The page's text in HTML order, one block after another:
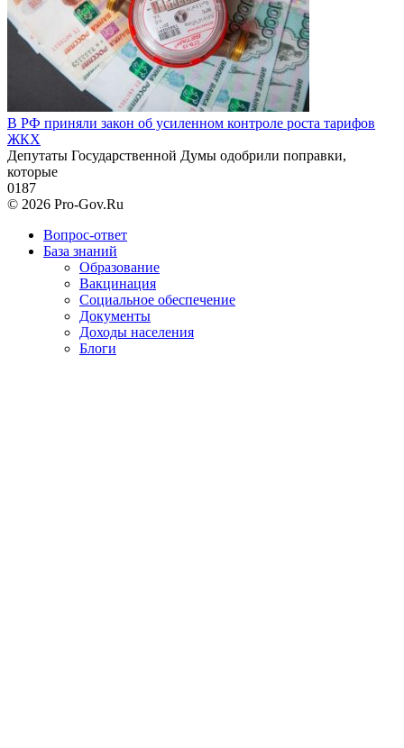
В РФ приняли закон об усиленном контроле роста тарифов
ЖКХ
Депутаты Государственной Думы одобрили поправки,
которые
0187
© 2026 Pro-Gov.Ru
Вопрос-ответ
База знаний
Образование
Вакцинация
Социальное обеспечение
Документы
Доходы населения
Блоги